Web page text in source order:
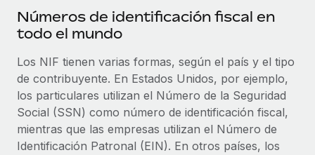
Optimiza los procesos con herramientas empresariales
esenciales.
SERVICIOS
Pregunta a un experto
Obtén ayuda de gente experta en RR. HH. globales
y cumplimiento normativo.
Asociarse
Descubre oportunidades de colaborar con nosotros.
Remote Build Próximamente
Consultoría de integraciones y automatización con IA.
CASOS PRÁCTICOS
Información sobre salarios y talento
Obtén ayuda
Consulta todos los recursos
Números de identificación fiscal en
todo el mundo
Los NIF tienen varias formas, según el país y el tipo
de contribuyente. En Estados Unidos, por ejemplo,
los particulares utilizan el Número de la Seguridad
Social (SSN) como número de identificación fiscal,
mientras que las empresas utilizan el Número de
Identificación Patronal (EIN). En otros países, los